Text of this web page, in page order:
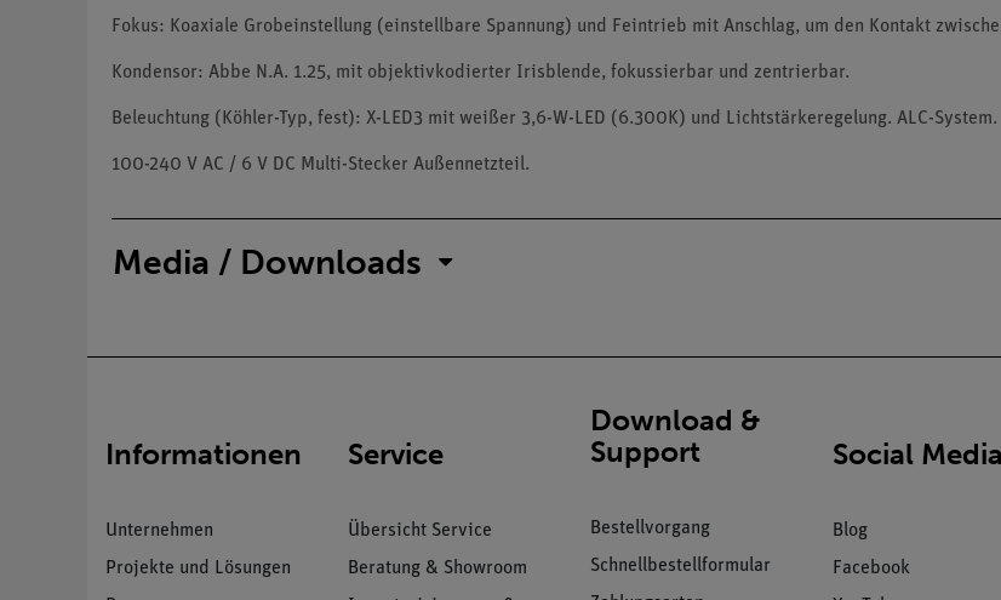
Fokus: Koaxiale Grobeinstellung (einstellbare Spannung) und Feintrieb mit Anschlag, um den Kontakt
Kondensor: Abbe N.A. 1.25, mit objektivkodierter Irisblende, fokussierbar und zentrierbar.
Beleuchtung (Köhler-Typ, fest): X-LED3 mit weißer 3,6-W-LED (6.300K) und Lichtstärkeregelung. ALC-System.
100-240 V AC / 6 V DC Multi-Stecker Außennetzteil.
Media / Downloads
Informationen
Unternehmen
Projekte und Lösungen
Service
Übersicht Service
Beratung & Showroom
Download &
Support
Bestellvorgang
Schnellbestellformular
Social Media
Blog
Facebook